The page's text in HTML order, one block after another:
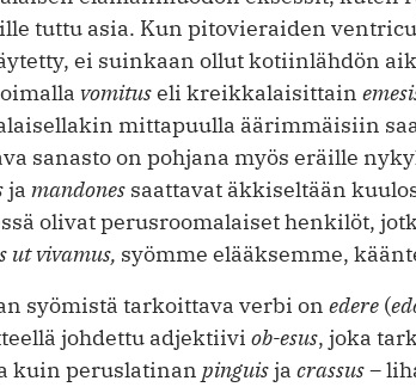
tuttu asia. Kun pitovieraiden
ei suinkaan ollut kotiinlähdön
vomituseli kreikkalaisittain
mittapuulla äärimmäisiin
sanasto on pohjana myös eräille
ja mandones saattavat äkkiseltään
olivat perusroomalaiset henkilöt,
ut vivamus, syömme elääksemme,
syömistä tarkoittava verbi on edere (
johdettu adjektiivi ob-esus, joka
kuin peruslatinan pinguisja crassus –